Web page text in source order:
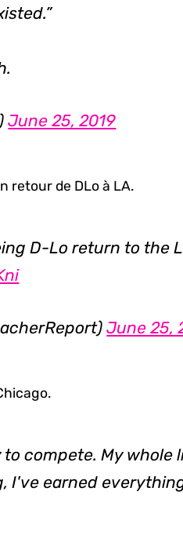
June 25, 2019
retour de DLo à LA.
D-Lo return to the
June 25,
compete. My whole
I've earned